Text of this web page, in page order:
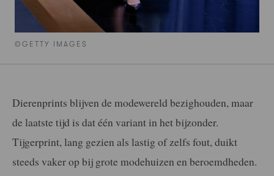
©GETTY IMAGES
Dierenprints blijven de modewereld bezighouden, maar
de laatste tijd is dat één variant in het bijzonder.
Tijgerprint, lang gezien als lastig of zelfs fout, duikt
steeds vaker op bij grote modehuizen en beroemdheden.